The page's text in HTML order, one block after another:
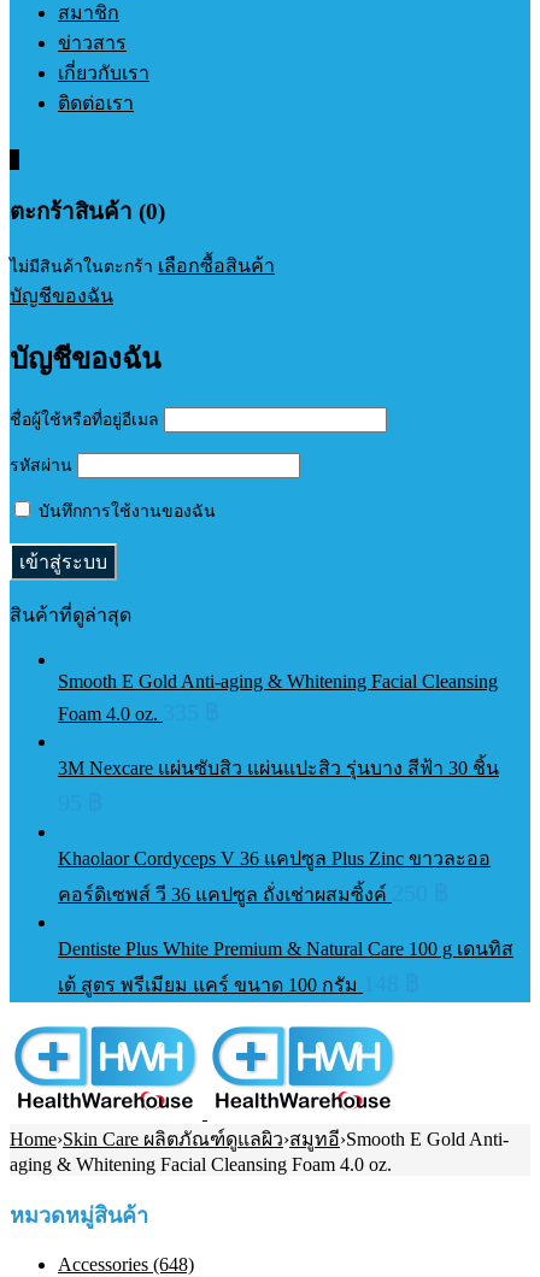
สมาชิก
ข่าวสาร
เกี่ยวกับเรา
ติดต่อเรา
ตะกร้าสินค้า (0)
ไม่มีสินค้าในตะกร้า เลือกซื้อสินค้า
บัญชีของฉัน
บัญชีของฉัน
ชื่อผู้ใช้หรือที่อยู่อีเมล
รหัสผ่าน
บันทึกการใช้งานของฉัน
สินค้าที่ดูล่าสุด
Smooth E Gold Anti-aging & Whitening Facial Cleansing
Foam 4.0 oz.
3M Nexcare แผ่นซับสิว แผ่นแปะสิว รุ่นบาง สีฟ้า 30 ชิ้น
Khaolaor Cordyceps V 36 แคปซูล Plus Zinc ขาวละออ
คอร์ดิเซพส์ วี 36 แคปซูล ถั่งเช่าผสมซิ้งค์
Dentiste Plus White Premium & Natural Care 100 g เดนทิส
เต้ สูตร พรีเมียม แคร์ ขนาด 100 กรัม
Home›Skin Care ผลิตภัณฑ์ดูแลผิว›สมูทอี›Smooth E Gold Anti-
aging & Whitening Facial Cleansing Foam 4.0 oz.
หมวดหมู่สินค้า
Accessories (648)